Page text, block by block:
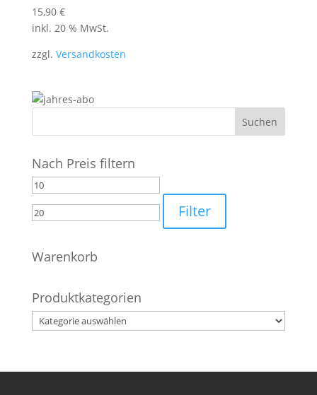
15,90 €
inkl. 20 % MwSt.
zzgl. Versandkosten
Nach Preis filtern
Min.
Filter
Warenkorb
Produktkategorien